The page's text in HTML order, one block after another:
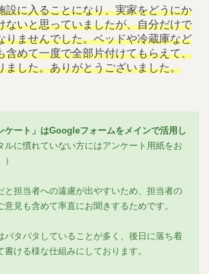
設に入ることになり、実家をどうにか
ないと思っていましたが、自分だけで
りませんでした。ベッドや冷蔵庫など
含めて一度で全部片付けてもらえて、
ました。ありがとうございました。
ケート」はGoogleフォームをメインで活用し
ルに慣れていない方にはアンケート用紙をお
と担当者への遠慮が出やすいため、担当者の
見も含めて率直にお聞きするためです。
バタバタしていることが多く、後日に落ち着
書ける様な仕組みにしております。